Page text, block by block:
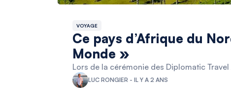
VOYAGE
Ce pays d’Afrique du
Monde »
Lors de la cérémonie des Diplomatic
LUC RONGIER - IL Y A 2 ANS